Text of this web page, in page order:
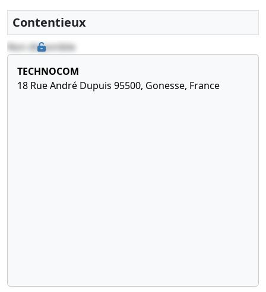
Contentieux
Non disponible
TECHNOCOM
18 Rue André Dupuis 95500, Gonesse, France